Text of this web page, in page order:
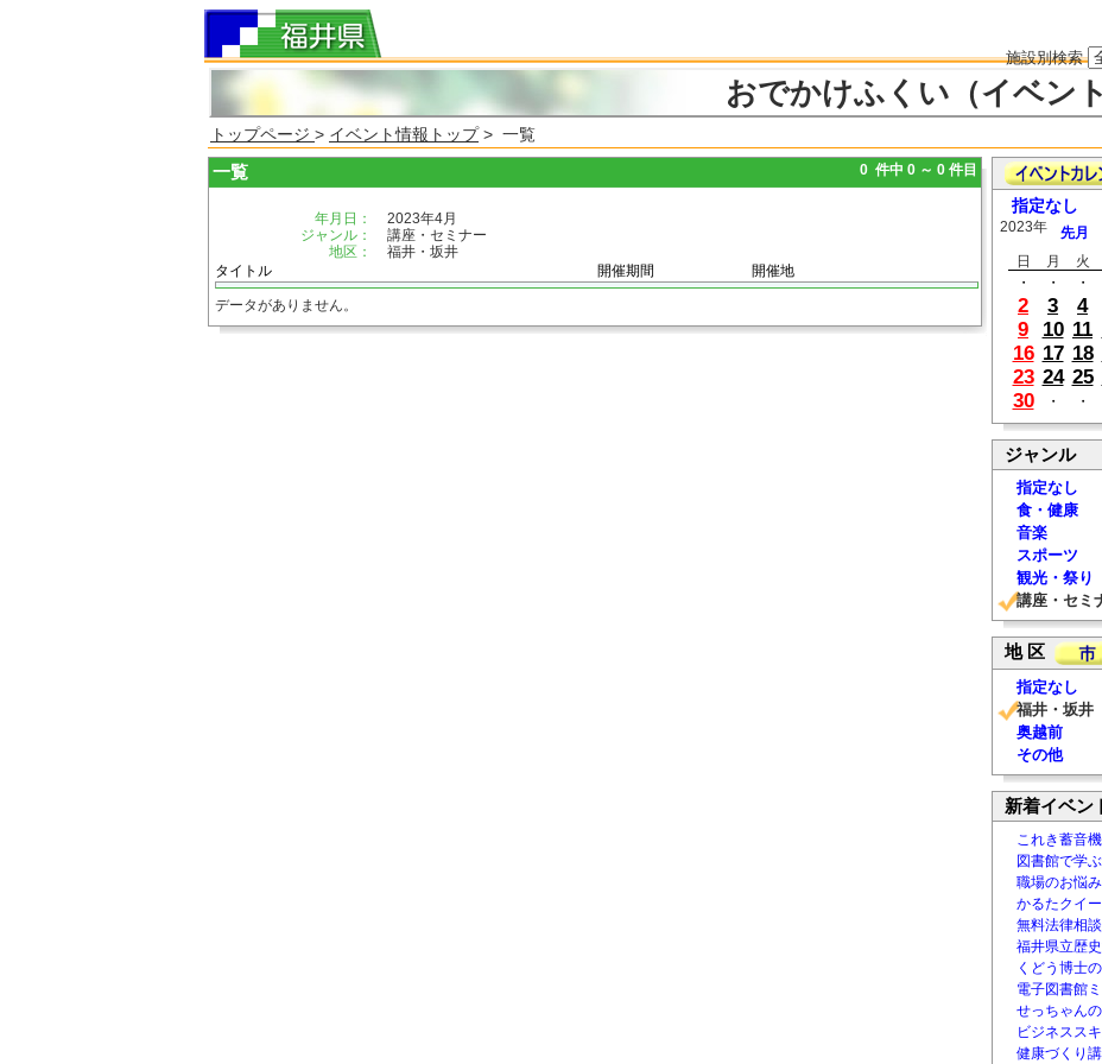
施設別検索
おでかけふくい（イベント
トップページ > イベント情報トップ> 一覧
一覧 0 件中 0 ～ 0 件目
年月日：
2023年4月
ジャンル：
講座・セミナー
地区：
福井・坂井
タイトル
開催期間 開催地
データがありません。
指定なし
2023年 先月
日
月 火
・
・ ・
2
3 4
9
10 11
16 17 18
23 24 25
30
・ ・
ジャンル
指定なし
食・健康
音楽
スポーツ
観光・祭り
講座・セミ
地 区
指定なし
福井・坂井
奥越前
その他
新着イベン
これき蓄音
図書館で学
職場のお悩
かるたクイ
無料法律相
福井県立歴
くどう博士
電子図書館
せっちゃん
ビジネスス
健康づくり